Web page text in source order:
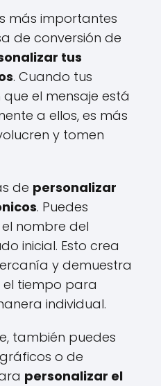
más importantes
de conversión de
tus
. Cuando tus
el mensaje está
a ellos, es más
y tomen
de personalizar
. Puedes
nombre del
inicial. Esto crea
y demuestra
tiempo para
individual.
también puedes
o de
personalizar el